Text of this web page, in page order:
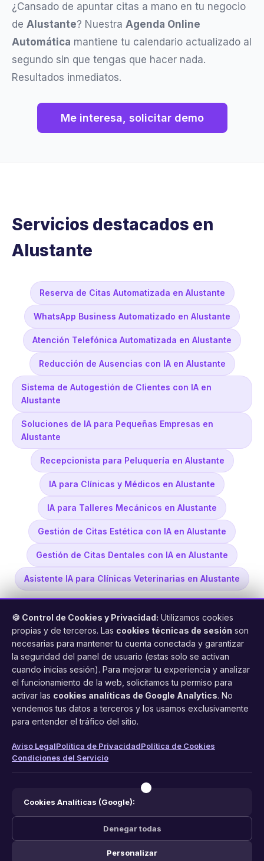
¿Cansado de apuntar citas a mano en tu negocio
de Alustante? Nuestra Agenda Online
Automática mantiene tu calendario actualizado al
segundo sin que tengas que hacer nada.
Resultados inmediatos.
Me interesa, solicitar demo
Servicios destacados en
Alustante
Reserva de Citas Automatizada en Alustante
WhatsApp Business Automatizado en Alustante
Atención Telefónica Automatizada en Alustante
Reducción de Ausencias con IA en Alustante
Sistema de Autogestión de Clientes con IA en
Alustante
Soluciones de IA para Pequeñas Empresas en
Alustante
Recepcionista para Peluquería en Alustante
IA para Clínicas y Médicos en Alustante
IA para Talleres Mecánicos en Alustante
Gestión de Citas Estética con IA en Alustante
Gestión de Citas Dentales con IA en Alustante
Asistente IA para Clínicas Veterinarias en Alustante
FacilCita
Asistente inteligente de citas por teléfono y WhatsApp.
Gestión profesional de agenda con IA para tu negocio.
Funciones
Aviso Legal
🍪 Control de Cookies y Privacidad: Utilizamos cookies
propias y de terceros. Las cookies técnicas de sesión son
necesarias para mantener tu cuenta conectada y garantizar
la seguridad del panel de usuario (estas solo se activan
cuando inicias sesión). Para mejorar tu experiencia y analizar
el funcionamiento de la web, solicitamos tu permiso para
activar las cookies analíticas de Google Analytics. No
vendemos tus datos a terceros y los usamos exclusivamente
para entender el tráfico del sitio.
Aviso LegalPolítica de PrivacidadPolítica de Cookies
Condiciones del Servicio
Cookies Analíticas (Google):
Denegar todas
Personalizar